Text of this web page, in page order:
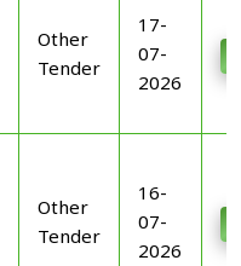
Other
Tender
17-
07-
2026
Other
Tender
16-
07-
2026